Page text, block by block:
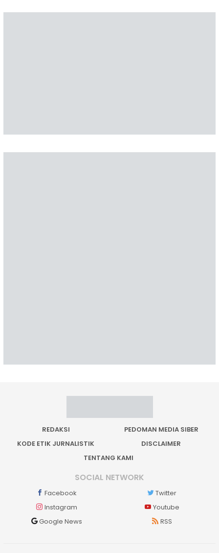
REDAKSI
PEDOMAN MEDIA SIBER
KODE ETIK JURNALISTIK
DISCLAIMER
TENTANG KAMI
SOCIAL NETWORK
Facebook
Twitter
Instagram
Youtube
Google News
RSS